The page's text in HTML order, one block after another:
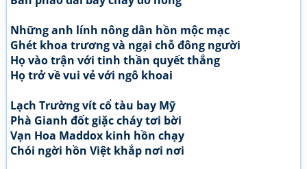
Những anh lính nông dân hồn mộc mạc
Ghét khoa trương và ngại chỗ đông người
Họ vào trận với tinh thần quyết thắng
Họ trở về vui vẻ với ngô khoai
Lạch Trường vít cổ tàu bay Mỹ
Phà Gianh đốt giặc cháy tơi bời
Vạn Hoa Maddox kinh hồn chạy
Chói ngời hồn Việt khắp nơi nơi